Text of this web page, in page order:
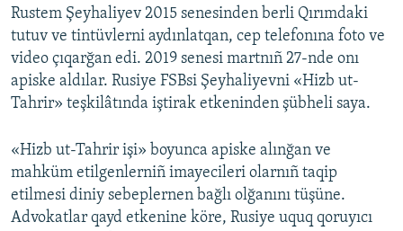
Rustem Şeyhaliyev 2015 senesinden berli Qırımdaki
tutuv ve tintüvlerni aydınlatqan, cep telefonına foto ve
video çıqarğan edi. 2019 senesi martnıñ 27-nde onı
apiske aldılar. Rusiye FSBsi Şeyhaliyevni «Hizb ut-
Tahrir» teşkilâtında iştirak etkeninden şübheli saya.
«Hizb ut-Tahrir işi» boyunca apiske alınğan ve
mahküm etilgenlerniñ imayecileri olarnıñ taqip
etilmesi diniy sebeplernen bağlı olğanını tüşüne.
Advokatlar qayd etkenine köre, Rusiye uquq qoruyıcı